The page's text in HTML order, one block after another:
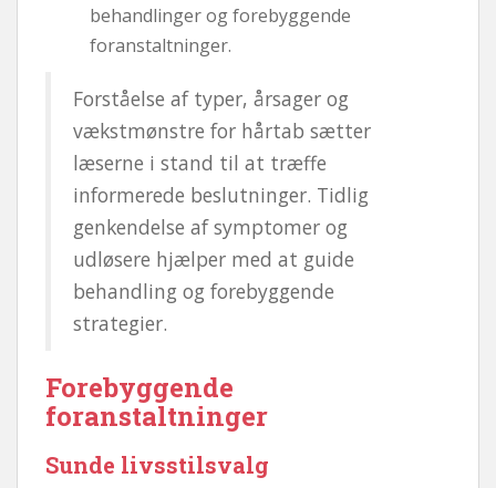
behandlinger og forebyggende
foranstaltninger.
Forståelse af typer, årsager og
vækstmønstre for hårtab sætter
læserne i stand til at træffe
informerede beslutninger. Tidlig
genkendelse af symptomer og
udløsere hjælper med at guide
behandling og forebyggende
strategier.
Forebyggende
foranstaltninger
Sunde livsstilsvalg